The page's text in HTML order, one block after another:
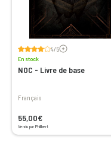
4/5Voir les avis
En stock
NOC - Livre de base
Français
55,00€
Vendu par Philibert